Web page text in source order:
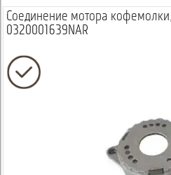
Соединение мотора
0320001639NAR